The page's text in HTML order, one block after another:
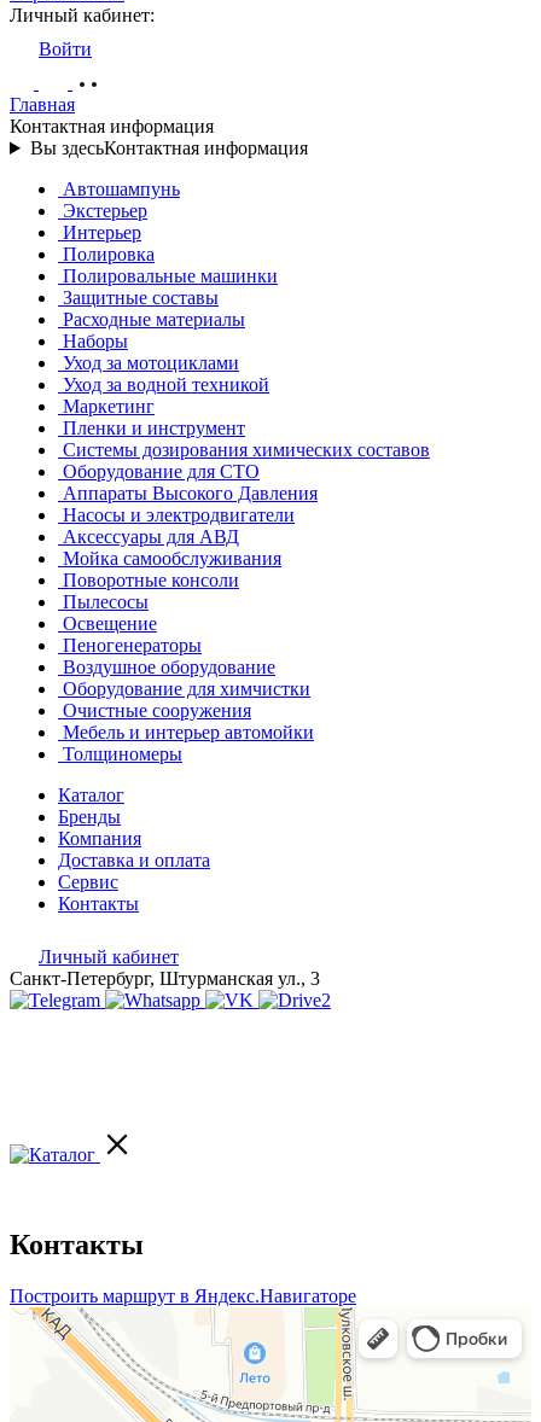
Личный кабинет:
Войти
Главная
Контактная информация
Вы здесьКонтактная информация
Автошампунь
Экстерьер
Интерьер
Полировка
Полировальные машинки
Защитные составы
Расходные материалы
Наборы
Уход за мотоциклами
Уход за водной техникой
Маркетинг
Пленки и инструмент
Системы дозирования химических составов
Оборудование для СТО
Аппараты Высокого Давления
Насосы и электродвигатели
Аксессуары для АВД
Мойка самообслуживания
Поворотные консоли
Пылесосы
Освещение
Пеногенераторы
Воздушное оборудование
Оборудование для химчистки
Очистные сооружения
Мебель и интерьер автомойки
Толщиномеры
Каталог
Бренды
Компания
Доставка и оплата
Сервис
Контакты
Личный кабинет
Санкт-Петербург, Штурманская ул., 3
Контакты
Построить маршрут в Яндекс.Навигаторе